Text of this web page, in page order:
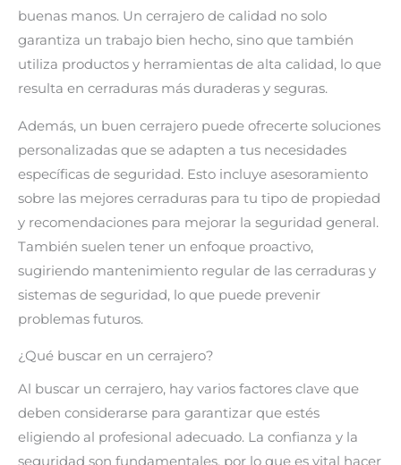
buenas manos. Un cerrajero de calidad no solo
garantiza un trabajo bien hecho, sino que también
utiliza productos y herramientas de alta calidad, lo que
resulta en cerraduras más duraderas y seguras.
Además, un buen cerrajero puede ofrecerte soluciones
personalizadas que se adapten a tus necesidades
específicas de seguridad. Esto incluye asesoramiento
sobre las mejores cerraduras para tu tipo de propiedad
y recomendaciones para mejorar la seguridad general.
También suelen tener un enfoque proactivo,
sugiriendo mantenimiento regular de las cerraduras y
sistemas de seguridad, lo que puede prevenir
problemas futuros.
¿Qué buscar en un cerrajero?
Al buscar un cerrajero, hay varios factores clave que
deben considerarse para garantizar que estés
eligiendo al profesional adecuado. La confianza y la